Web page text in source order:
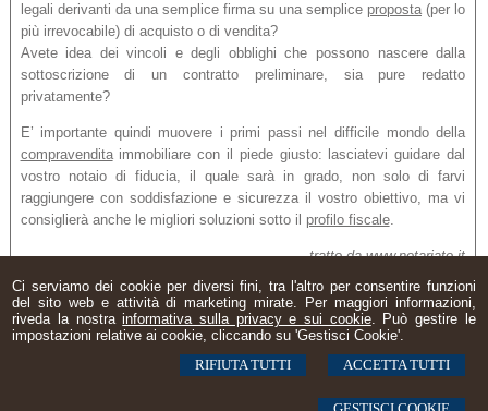
Ci serviamo dei cookie per diversi fini, tra l'altro per consentire funzioni
del sito web e attività di marketing mirate. Per maggiori informazioni,
riveda la nostrainformativa sulla privacy e sui cookie. Può gestire le
impostazioni relative ai cookie, cliccando su 'Gestisci Cookie'.
ACCETTA TUTTI
RIFIUTA TUTTI
legali derivanti da una semplice firma su una semplice proposta(per lo
più irrevocabile) di acquisto o di vendita?
Avete idea dei vincoli e degli obblighi che possono nascere dalla
sottoscrizione di un contratto preliminare, sia pure redatto
privatamente?
E’ importante quindi muovere i primi passi nel difficile mondo della
compravenditaimmobiliare con il piede giusto: lasciatevi guidare dal
vostro notaio di fiducia, il quale sarà in grado, non solo di farvi
raggiungere con soddisfazione e sicurezza il vostro obiettivo, ma vi
consiglierà anche le migliori soluzioni sotto il profilo fiscale.
tratto da www.notariato.it
Notaio Marco Zaniboni
Corso XI Settembre, 302 | Pesaro, PU 61122
Tel: 07211720000 - Email:mzaniboni@notariato.it
© 2026 Copyright Notaio Marco Zaniboni | Pesaro. Tutti i diritti riservati | P.IVA